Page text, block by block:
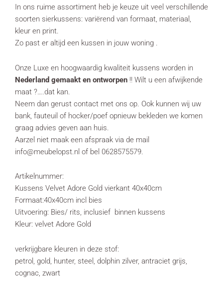
In ons ruime assortiment heb je keuze uit veel verschillende
soorten sierkussens: variërend van formaat, materiaal,
kleur en print.
Zo past er altijd een kussen in jouw woning .
Onze Luxe en hoogwaardig kwaliteit kussens worden in
Nederland gemaakt en ontworpen !! Wilt u een afwijkende
maat ?….dat kan.
Neem dan gerust contact met ons op. Ook kunnen wij uw
bank, fauteuil of hocker/poef opnieuw bekleden we komen
graag advies geven aan huis.
Aarzel niet maak een afspraak via de mail
info@meubelopst.nl of bel 0628575579.
Artikelnummer:
Kussens Velvet Adore Gold vierkant 40x40cm
Formaat:40x40cm incl bies
Uitvoering: Bies/ rits, inclusief binnen kussens
Kleur: velvet Adore Gold
verkrijgbare kleuren in deze stof:
petrol, gold, hunter, steel, dolphin zilver, antraciet grijs,
cognac, zwart